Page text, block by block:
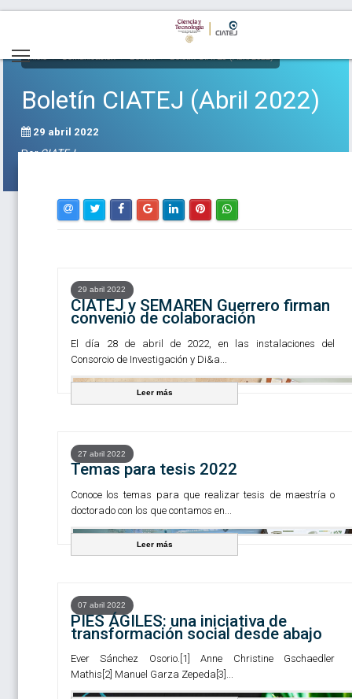
Inicio
Boletín CIATEJ (Abril 2022)
29 abril 2022
PorCIATEJ
29 abril 2022
CIATEJ y SEMAREN Guerrero firman
convenio de colaboración
El día 28 de abril de 2022, en las instalaciones del
Consorcio de Investigación y Di&a...
Leer más
27 abril 2022
Temas para tesis 2022
Conoce los temas para que realizar tesis de maestría o
doctorado con los que contamos en...
Leer más
07 abril 2022
PIES ÁGILES: una iniciativa de
transformación social desde abajo
Ever Sánchez Osorio.[1] Anne Christine Gschaedler
Mathis[2] Manuel Garza Zepeda[3]...